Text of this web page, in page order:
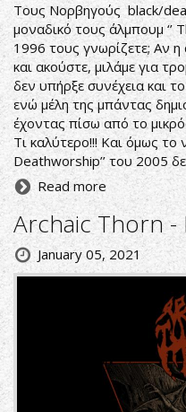
Τους Νορβηγούς black/
μοναδικό τους άλμπουμ ‘’
1996 τους γνωρίζετε; Αν η
και ακούστε, μιλάμε για
δεν υπήρξε συνέχεια και
ενώ μέλη της μπάντας
έχοντας πίσω από το
Τι καλύτερο!!! Και όμως το
Deathworship’’ του 2005
Read more
Archaic Thorn -
January 05, 2021